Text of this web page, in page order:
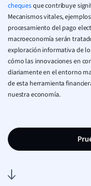
chequesque contribuye
Mecanismos vitales,
procesamiento del pago
macroeconomía serán
exploración informativa de
cómo las innovaciones en
diariamente en el entorno
de esta herramienta
nuestra economía.